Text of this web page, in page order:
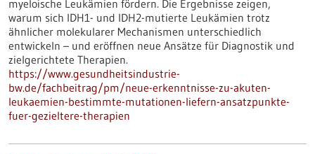
myeloische Leukämien fördern. Die Ergebnisse zeigen,
warum sich IDH1- und IDH2-mutierte Leukämien trotz
ähnlicher molekularer Mechanismen unterschiedlich
entwickeln – und eröffnen neue Ansätze für Diagnostik und
zielgerichtete Therapien.
https://www.gesundheitsindustrie-
bw.de/fachbeitrag/pm/neue-erkenntnisse-zu-akuten-
leukaemien-bestimmte-mutationen-liefern-ansatzpunkte-
fuer-gezieltere-therapien